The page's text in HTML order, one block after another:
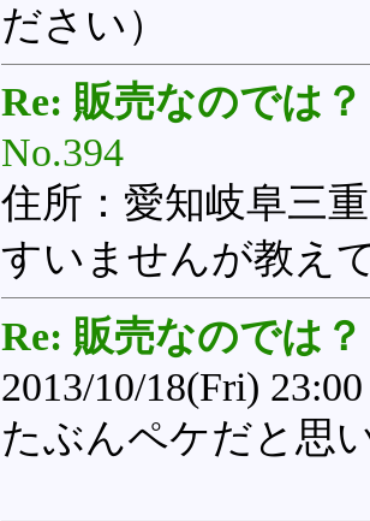
ださい）
Re: 販売なのでは？
No.394
住所：愛知岐阜三
すいませんが教え
Re: 販売なのでは？
2013/10/18(Fri)
たぶんペケだと思